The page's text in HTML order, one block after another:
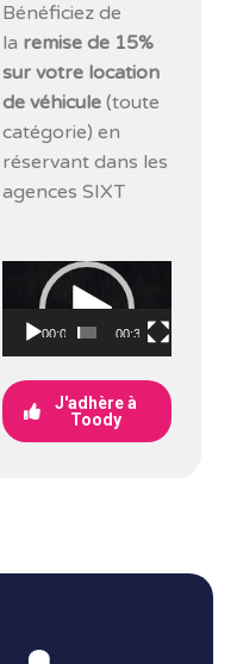
Bénéficiez de
la remise de 15%
sur votre location
de véhicule(toute
catégorie) en
réservant dans les
agences SIXT
Lecteur
vidéo
00:00 00:30
J'adhère à
Toody